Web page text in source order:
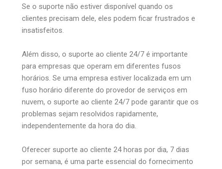
Se o suporte não estiver disponível quando os
clientes precisam dele, eles podem ficar frustrados e
insatisfeitos.
Além disso, o suporte ao cliente 24/7 é importante
para empresas que operam em diferentes fusos
horários. Se uma empresa estiver localizada em um
fuso horário diferente do provedor de serviços em
nuvem, o suporte ao cliente 24/7 pode garantir que os
problemas sejam resolvidos rapidamente,
independentemente da hora do dia.
Oferecer suporte ao cliente 24 horas por dia, 7 dias
por semana, é uma parte essencial do fornecimento